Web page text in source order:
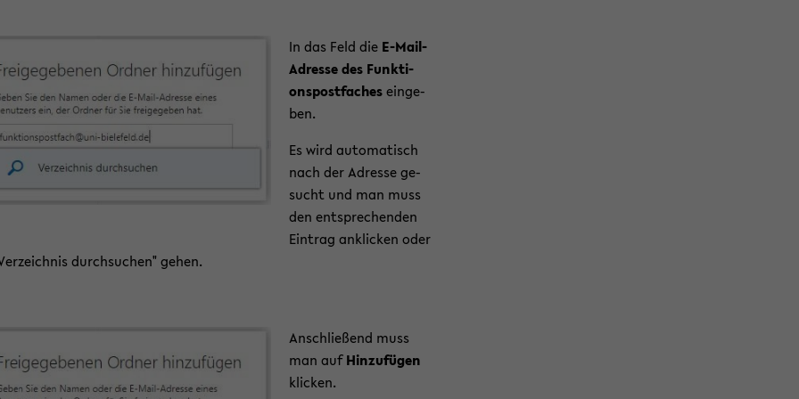
In das Feld die E-​Mail-
Adresse des Funk­ti­
ons­post­fa­chesein­ge­
ben.
Es wird au­to­ma­tisch
nach der Adres­se ge­
sucht und man muss
den ent­spre­chen­den
Ein­trag an­kli­cken oder
durch­su­chen" gehen.
An­schlie­ßend muss
man aufHin­zu­fü­gen
kli­cken.